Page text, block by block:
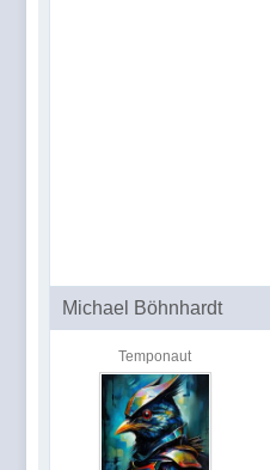
Michael Böhnhardt
Temponaut